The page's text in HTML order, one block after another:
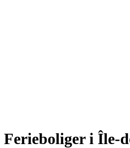
Ferieboliger i Île-